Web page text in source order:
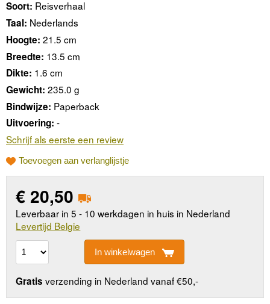
Soort: Reisverhaal
Taal: Nederlands
Hoogte: 21.5 cm
Breedte: 13.5 cm
Dikte: 1.6 cm
Gewicht: 235.0 g
Bindwijze: Paperback
Uitvoering: -
Schrijf als eerste een review
Toevoegen aan verlanglijstje
€ 20,50
Leverbaar in 5 - 10 werkdagen in huis in Nederland
Levertijd Belgie
In winkelwagen
Gratis verzending in Nederland vanaf €50,-